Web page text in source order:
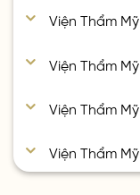
Viện Thẩm
Viện Thẩm
Viện Thẩm
Viện Thẩm